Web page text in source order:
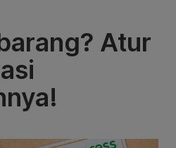
Atur